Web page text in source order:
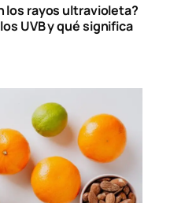
los rayos ultravioleta?
UVB y qué significa